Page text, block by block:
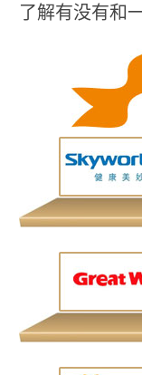
了解有没有和